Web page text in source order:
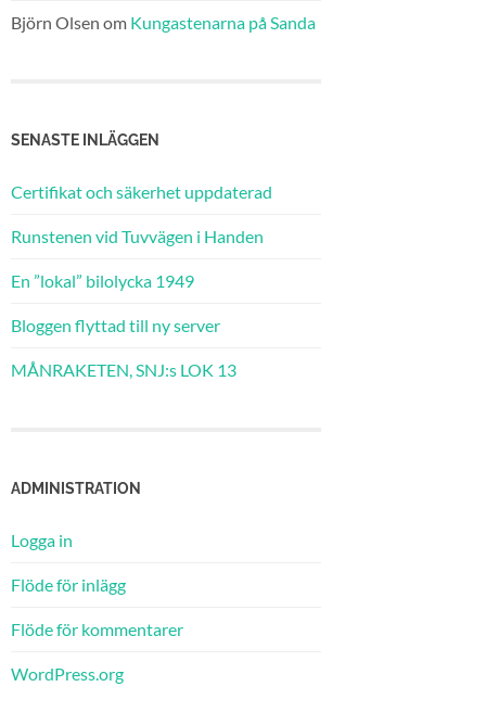
Björn Olsen om Kungastenarna på Sanda
SENASTE INLÄGGEN
Certifikat och säkerhet uppdaterad
Runstenen vid Tuvvägen i Handen
En ”lokal” bilolycka 1949
Bloggen flyttad till ny server
MÅNRAKETEN, SNJ:s LOK 13
ADMINISTRATION
Logga in
Flöde för inlägg
Flöde för kommentarer
WordPress.org